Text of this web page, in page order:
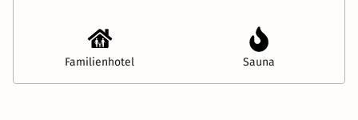
Familienhotel Sauna